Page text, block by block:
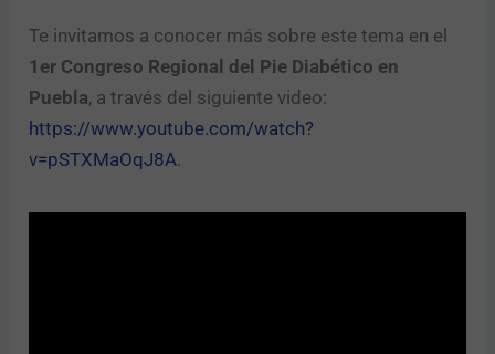
Te invitamos a conocer más sobre este tema en el
1er Congreso Regional del Pie Diabético en
Puebla, a través del siguiente video:
https://www.youtube.com/watch?
v=pSTXMaOqJ8A.